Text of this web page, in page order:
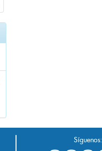
Síguenos: